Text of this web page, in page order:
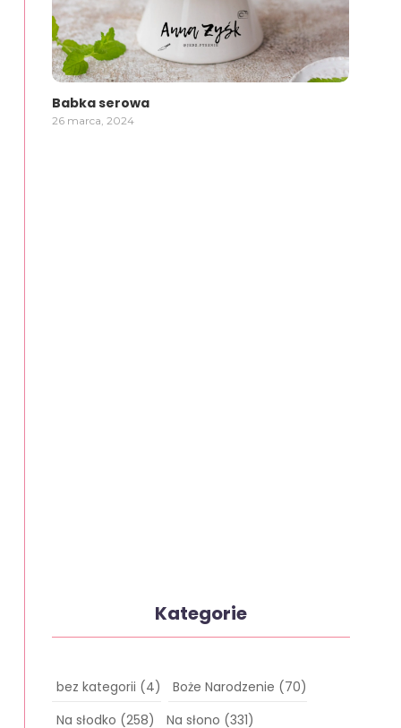
Babka serowa
26 marca, 2024
Kategorie
bez kategorii (4) Boże Narodzenie (70)
Na słodko (258) Na słono (331)